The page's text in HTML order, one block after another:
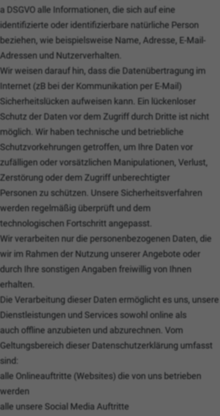
a DSGVO alle Informationen, die sich auf eine
identifizierte oder identifizierbare natürliche Person
beziehen, wie beispielsweise Name, Adresse, E-Mail-
Adressen und Nutzerverhalten.
Wir weisen darauf hin, dass die Datenübertragung im
Internet (zB bei der Kommunikation per E-Mail)
Sicherheitslücken aufweisen kann. Ein lückenloser
Schutz der Daten vor dem Zugriff durch Dritte ist nicht
möglich. Wir haben technische und betriebliche
Schutzvorkehrungen getroffen, um Ihre Daten vor
zufälligen oder vorsätzlichen Manipulationen, Verlust,
Zerstörung oder dem Zugriff unberechtigter
Personen zu schützen. Unsere Sicherheitsverfahren
werden regelmäßig überprüft und dem
technologischen Fortschritt angepasst.
Wir verarbeiten nur die personenbezogenen Daten, die
wir im Rahmen der Nutzung unserer Angebote oder
durch Ihre sonstigen Angaben freiwillig von Ihnen
erhalten.
Die Verarbeitung dieser Daten ermöglicht es uns, unsere
Dienstleistungen und Services sowohl online als
auch offline anzubieten und abzurechnen. Vom
Geltungsbereich dieser Datenschutzerklärung umfasst
sind:
alle Onlineauftritte (Websites) die von uns betrieben
werden
alle unsere Social Media Auftritte